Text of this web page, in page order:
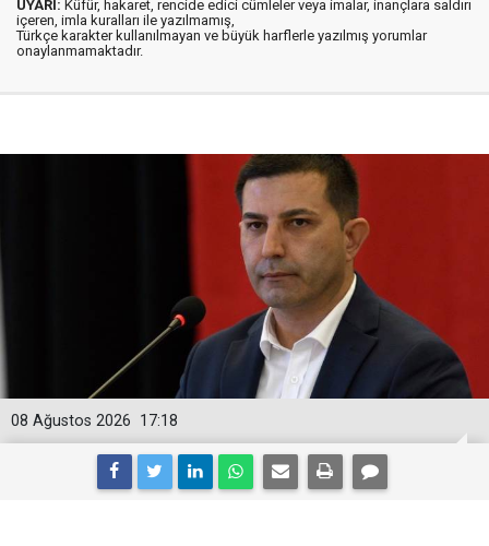
UYARI: Küfür, hakaret, rencide edici cümleler veya imalar, inançlara saldırı
içeren, imla kuralları ile yazılmamış,
Türkçe karakter kullanılmayan ve büyük harflerle yazılmış yorumlar
onaylanmamaktadır.
17:18
08 Ağustos 2026